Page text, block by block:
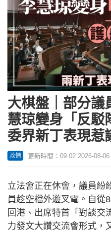
大棋盤｜部分議
慧琼變身「反駁
委界新丁表現惹
政情 更新時間：09:02 2026-08-
立法會正在休會，議員紛
員趁空檔外遊叉電。自從
回港、出席特首「對談交
力發文大讚交流會形式，